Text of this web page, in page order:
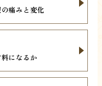
痛みと変化
になるか